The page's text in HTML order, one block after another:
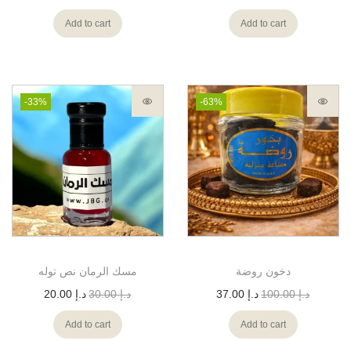
Add to cart Add to cart
-33%
مسك الرمان نص توله
د.إ30.00 د.إ
Add to cart
-63%
دخون روضة
د.إ100.00 د.إ
Add to cart